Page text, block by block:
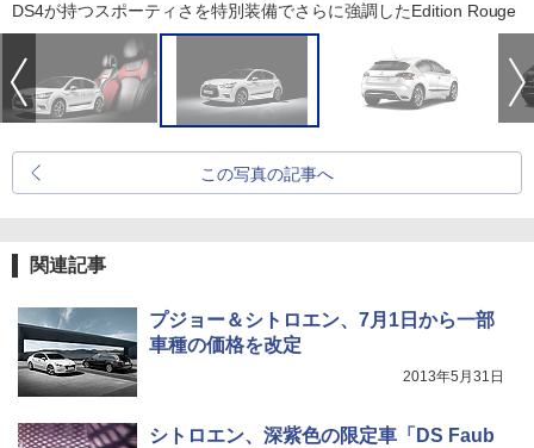
DS4が持つスポーティさを特別装備でさらに強調したEdition Rouge
この写真の記事へ
関連記事
プジョー＆シトロエン、7月1日から一部
車種の価格を改定
2013年5月31日
シトロエン、深紫色の限定車「DS Faub